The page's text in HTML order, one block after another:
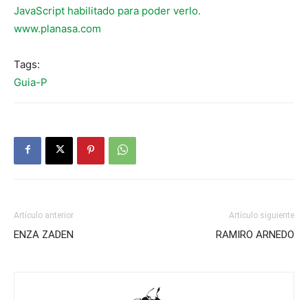
JavaScript habilitado para poder verlo.
www.planasa.com
Tags:
Guia-P
Artículo anterior
ENZA ZADEN
Artículo siguiente
RAMIRO ARNEDO